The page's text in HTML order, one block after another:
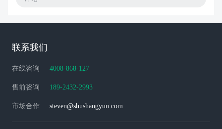
联系我们
在线咨询 4008-868-127
售前咨询 189-2432-2993
市场合作 steven@shushangyun.com